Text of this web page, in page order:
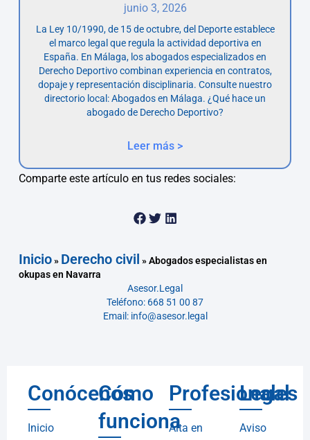
junio 3, 2026
La Ley 10/1990, de 15 de octubre, del Deporte establece
el marco legal que regula la actividad deportiva en
España. En Málaga, los abogados especializados en
Derecho Deportivo combinan experiencia en contratos,
dopaje y representación disciplinaria. Consulte nuestro
directorio local: Abogados en Málaga. ¿Qué hace un
abogado de Derecho Deportivo?
Leer más >
Comparte este artículo en tus redes sociales:
Inicio» Derecho civil »Abogados especialistas en
okupas en Navarra
Asesor.Legal
Teléfono: 668 51 00 87
Email: info@asesor.legal
Conócenos
Inicio
Cómo
funciona
Profesionales
Alta en
Legal
Aviso